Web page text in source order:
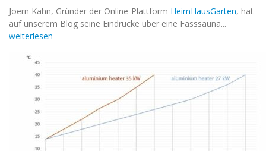
Joern Kahn, Gründer der Online-Plattform HeimHausGarten, hat
auf unserem Blog seine Eindrücke über eine Fasssauna...
weiterlesen